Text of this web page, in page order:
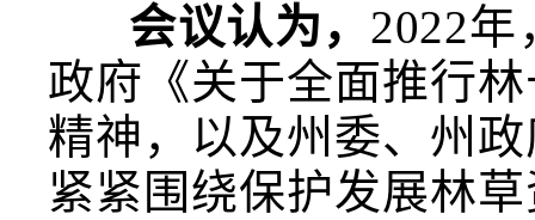
会议认为， 2022
政府《关于全面推行
精神，以及州委、州
紧紧围绕保护发展林